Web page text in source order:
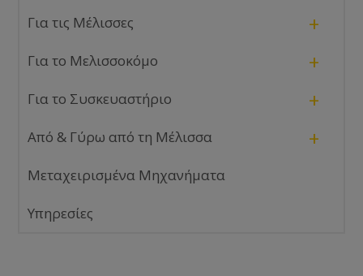
Για τις Μέλισσες +
Για το Μελισσοκόμο +
Για το Συσκευαστήριο +
Από & Γύρω από τη Μέλισσα +
Μεταχειρισμένα Μηχανήματα
Υπηρεσίες